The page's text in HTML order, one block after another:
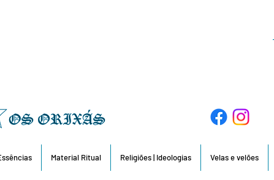
Material Ritual Religiões | Ideologias Velas e velões